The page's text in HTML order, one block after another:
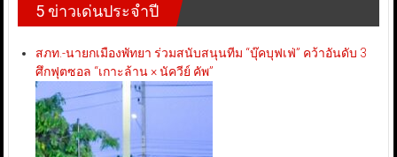
5 ข่าวเด่นประจำปี
สภท.-นายกเมืองพัทยา ร่วมสนับสนุนทีม “บุ๊คบุฟเฟ่” คว้าอันดับ 3
ศึกฟุตซอล “เกาะล้าน × นัควีย์ คัพ”